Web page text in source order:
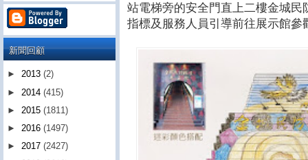
站電梯旁的安全門直上二樓金城
指標及服務人員引導前往展示館參
新聞回顧
► 2013 (2)
► 2014 (415)
► 2015 (1811)
► 2016 (1497)
► 2017 (2427)